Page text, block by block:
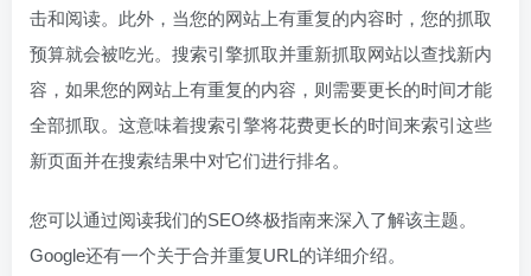
击和阅读。此外，当您的网站上有重复的内容时，您的抓取
预算就会被吃光。搜索引擎抓取并重新抓取网站以查找新内
容，如果您的网站上有重复的内容，则需要更长的时间才能
全部抓取。这意味着搜索引擎将花费更长的时间来索引这些
新页面并在搜索结果中对它们进行排名。
您可以通过阅读我们的SEO终极指南来深入了解该主题。
Google还有一个关于合并重复URL的详细介绍。